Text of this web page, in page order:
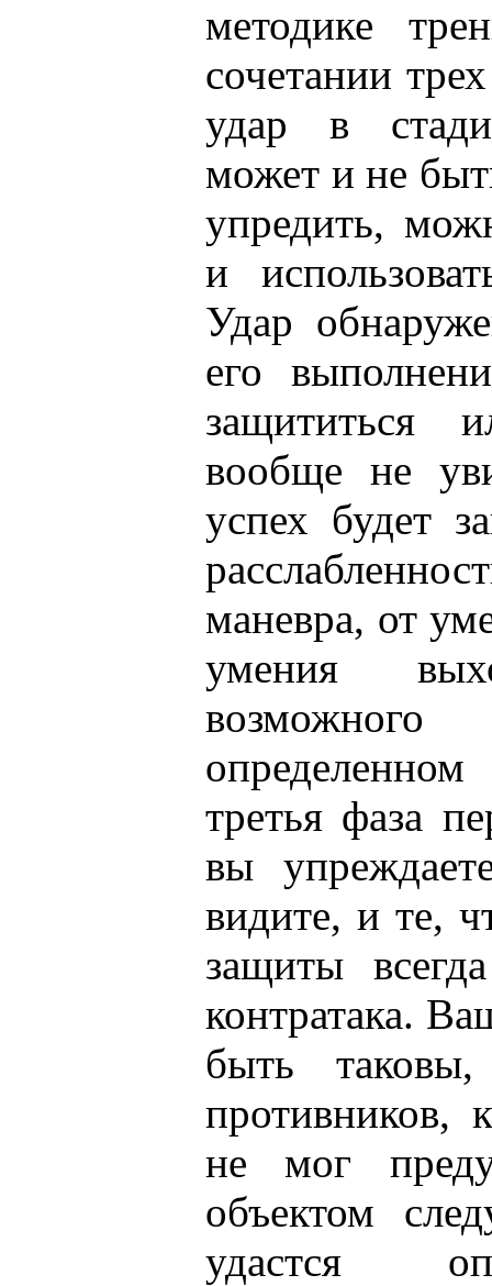
методике
сочетании
удар в
может и не
упредить,
и
Удар
его
вообще не
успех будет
маневра, от
умения
определенном
третья фаза
вы
видите, и те,
защиты
контратака.
быть
противников,
не мог
объектом
удастся